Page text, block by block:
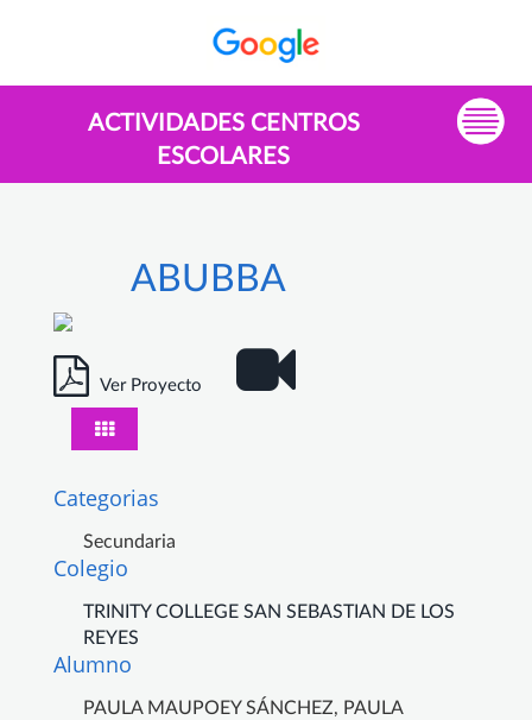
ACTIVIDADES CENTROS
ESCOLARES
ABUBBA
Ver Proyecto
Categorias
Secundaria
Colegio
TRINITY COLLEGE SAN SEBASTIAN DE LOS
REYES
Alumno
PAULA MAUPOEY SÁNCHEZ, PAULA